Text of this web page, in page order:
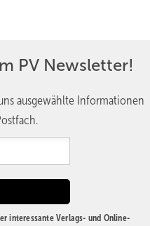
PV Newsletter!
ausgewählte Informationen
interessante Verlags- und Online-